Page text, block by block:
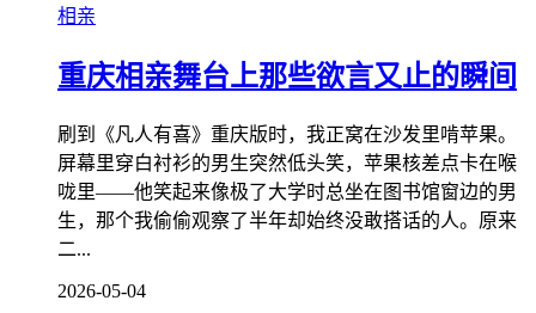
相亲
重庆相亲舞台上那些欲言又止的瞬间
刷到《凡人有喜》重庆版时，我正窝在沙发里啃苹果。
屏幕里穿白衬衫的男生突然低头笑，苹果核差点卡在喉
咙里——他笑起来像极了大学时总坐在图书馆窗边的男
生，那个我偷偷观察了半年却始终没敢搭话的人。原来
二...
2026-05-04